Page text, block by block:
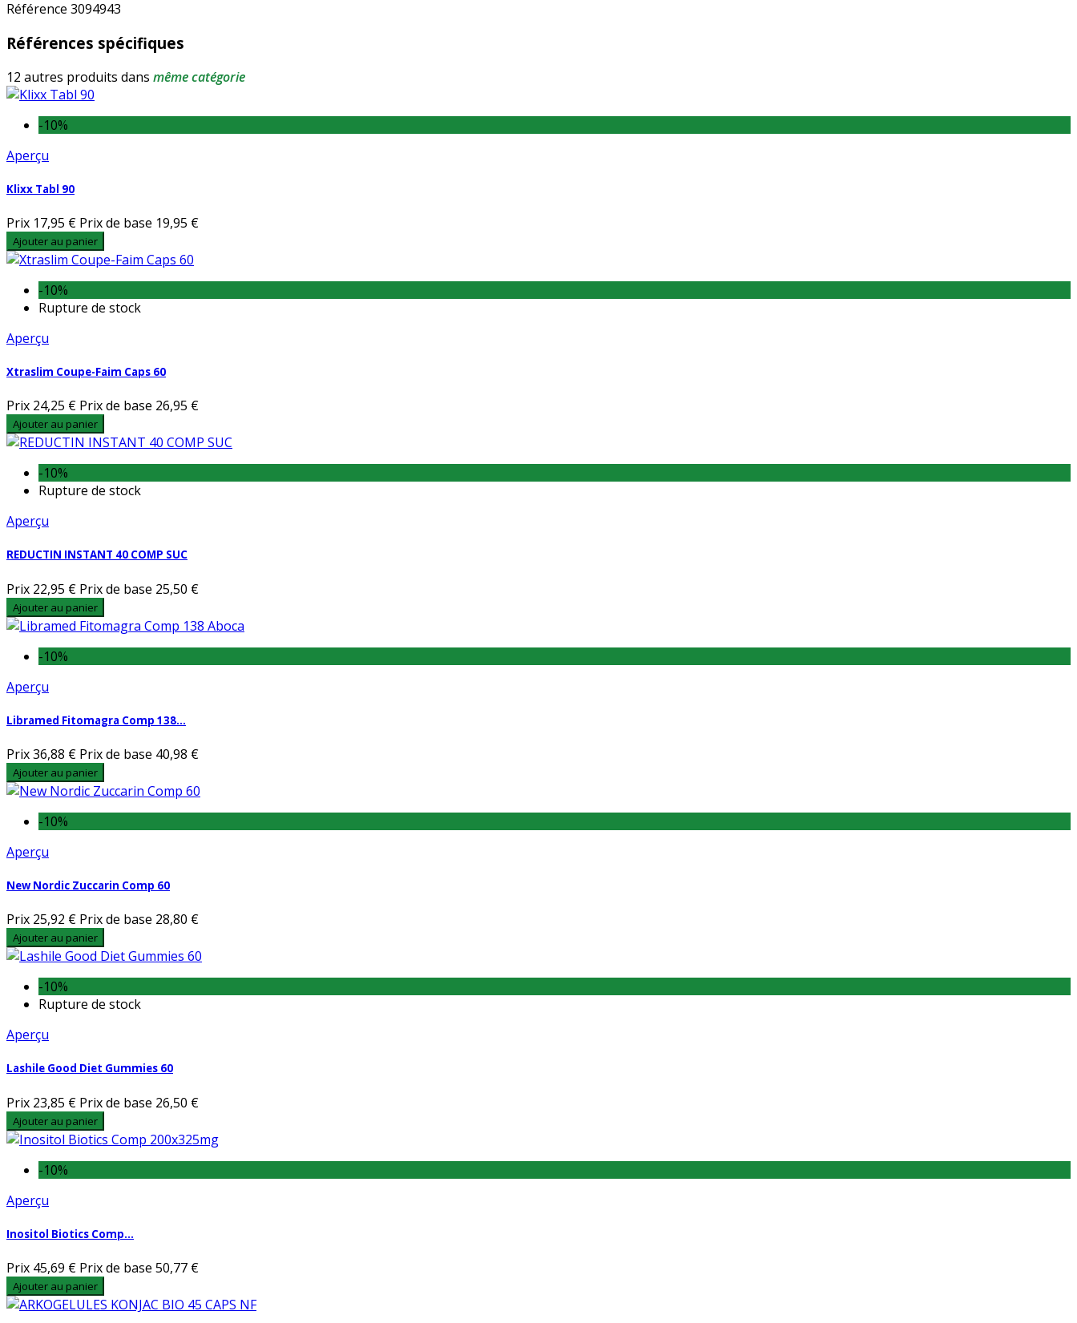
Référence 3094943
Références spécifiques
12 autres produits dans même catégorie
-10%
Aperçu
Klixx Tabl 90
Prix 17,95 € Prix de base 19,95 €
Ajouter au panier
-10%
Rupture de stock
Aperçu
Xtraslim Coupe-Faim Caps 60
Prix 24,25 € Prix de base 26,95 €
Ajouter au panier
-10%
Rupture de stock
Aperçu
REDUCTIN INSTANT 40 COMP SUC
Prix 22,95 € Prix de base 25,50 €
Ajouter au panier
-10%
Aperçu
Libramed Fitomagra Comp 138...
Prix36,88 € Prix de base 40,98 €
Ajouter au panier
-10%
Aperçu
New Nordic Zuccarin Comp 60
Prix 25,92 € Prix de base 28,80 €
Ajouter au panier
-10%
Rupture de stock
Aperçu
Lashile Good Diet Gummies 60
Prix 23,85 € Prix de base 26,50 €
Ajouter au panier
-10%
Aperçu
Inositol Biotics Comp...
Prix 45,69 € Prix de base 50,77 €
Ajouter au panier